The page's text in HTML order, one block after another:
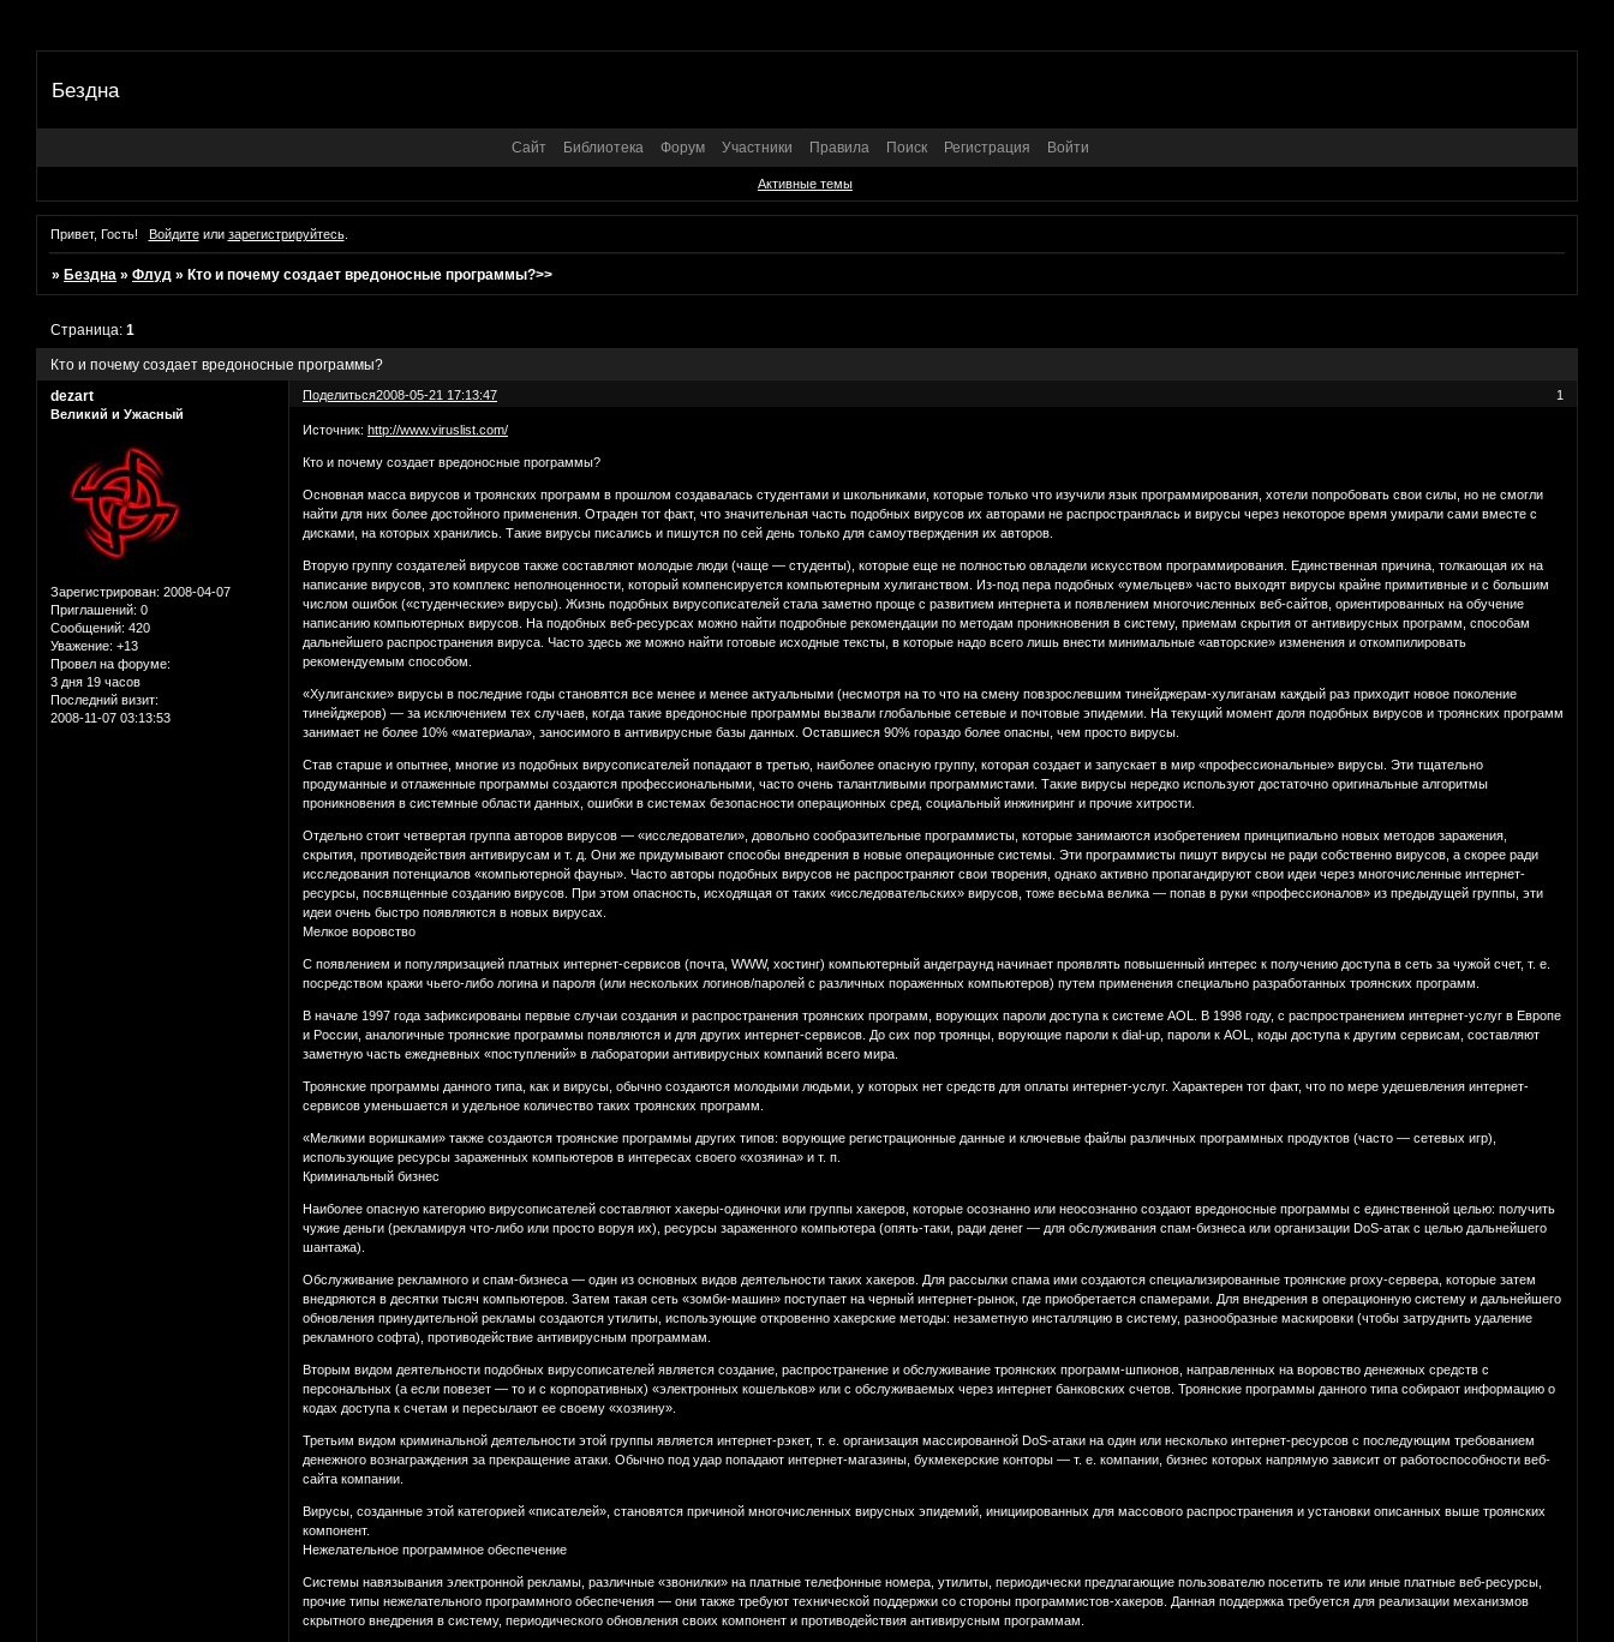
Бездна
Сайт Библиотека Форум Участники Правила Поиск Регистрация Войти
Активные темы
Привет, Гость! Войдитеили зарегистрируйтесь.
»Бездна »Флуд »Кто и почему создает вредоносные программы?>>
Кто и почему создает вредоносные программы?
Страница:1
Поделиться 1
2008-05-21 17:13:47
dezart
Великий и Ужасный
Зарегистрирован: 2008-04-07
Приглашений: 0
Сообщений: 420
Уважение: +13
Провел на форуме:
3 дня 19 часов
Последний визит:
2008-11-07 03:13:53
Источник: http://www.viruslist.com/
Кто и почему создает вредоносные программы?
Основная масса вирусов и троянских программ в прошлом создавалась студентами и школьниками, которые только что изучили язык программирования, хотели попробовать свои силы, но не смогли
найти для них более достойного применения. Отраден тот факт, что значительная часть подобных вирусов их авторами не распространялась и вирусы через некоторое время умирали сами вместе с
дисками, на которых хранились. Такие вирусы писались и пишутся по сей день только для самоутверждения их авторов.
Вторую группу создателей вирусов также составляют молодые люди (чаще — студенты), которые еще не полностью овладели искусством программирования. Единственная причина, толкающая их на
написание вирусов, это комплекс неполноценности, который компенсируется компьютерным хулиганством. Из-под пера подобных «умельцев» часто выходят вирусы крайне примитивные и с большим
числом ошибок («студенческие» вирусы). Жизнь подобных вирусописателей стала заметно проще с развитием интернета и появлением многочисленных веб-сайтов, ориентированных на обучение
написанию компьютерных вирусов. На подобных веб-ресурсах можно найти подробные рекомендации по методам проникновения в систему, приемам скрытия от антивирусных программ, способам
дальнейшего распространения вируса. Часто здесь же можно найти готовые исходные тексты, в которые надо всего лишь внести минимальные «авторские» изменения и откомпилировать
рекомендуемым способом.
«Хулиганские» вирусы в последние годы становятся все менее и менее актуальными (несмотря на то что на смену повзрослевшим тинейджерам-хулиганам каждый раз приходит новое поколение
тинейджеров) — за исключением тех случаев, когда такие вредоносные программы вызвали глобальные сетевые и почтовые эпидемии. На текущий момент доля подобных вирусов и троянских программ
занимает не более 10% «материала», заносимого в антивирусные базы данных. Оставшиеся 90% гораздо более опасны, чем просто вирусы.
Став старше и опытнее, многие из подобных вирусописателей попадают в третью, наиболее опасную группу, которая создает и запускает в мир «профессиональные» вирусы. Эти тщательно
продуманные и отлаженные программы создаются профессиональными, часто очень талантливыми программистами. Такие вирусы нередко используют достаточно оригинальные алгоритмы
проникновения в системные области данных, ошибки в системах безопасности операционных сред, социальный инжиниринг и прочие хитрости.
Отдельно стоит четвертая группа авторов вирусов — «исследователи», довольно сообразительные программисты, которые занимаются изобретением принципиально новых методов заражения,
скрытия, противодействия антивирусам и т. д. Они же придумывают способы внедрения в новые операционные системы. Эти программисты пишут вирусы не ради собственно вирусов, а скорее ради
исследования потенциалов «компьютерной фауны». Часто авторы подобных вирусов не распространяют свои творения, однако активно пропагандируют свои идеи через многочисленные интернет-
ресурсы, посвященные созданию вирусов. При этом опасность, исходящая от таких «исследовательских» вирусов, тоже весьма велика — попав в руки «профессионалов» из предыдущей группы, эти
идеи очень быстро появляются в новых вирусах.
Мелкое воровство
С появлением и популяризацией платных интернет-сервисов (почта, WWW, хостинг) компьютерный андеграунд начинает проявлять повышенный интерес к получению доступа в сеть за чужой счет, т. е.
посредством кражи чьего-либо логина и пароля (или нескольких логинов/паролей с различных пораженных компьютеров) путем применения специально разработанных троянских программ.
В начале 1997 года зафиксированы первые случаи создания и распространения троянских программ, ворующих пароли доступа к системе AOL. В 1998 году, с распространением интернет-услуг в Европе
и России, аналогичные троянские программы появляются и для других интернет-сервисов. До сих пор троянцы, ворующие пароли к dial-up, пароли к AOL, коды доступа к другим сервисам, составляют
заметную часть ежедневных «поступлений» в лаборатории антивирусных компаний всего мира.
Троянские программы данного типа, как и вирусы, обычно создаются молодыми людьми, у которых нет средств для оплаты интернет-услуг. Характерен тот факт, что по мере удешевления интернет-
сервисов уменьшается и удельное количество таких троянских программ.
«Мелкими воришками» также создаются троянские программы других типов: ворующие регистрационные данные и ключевые файлы различных программных продуктов (часто — сетевых игр),
использующие ресурсы зараженных компьютеров в интересах своего «хозяина» и т. п.
Криминальный бизнес
Наиболее опасную категорию вирусописателей составляют хакеры-одиночки или группы хакеров, которые осознанно или неосознанно создают вредоносные программы с единственной целью: получить
чужие деньги (рекламируя что-либо или просто воруя их), ресурсы зараженного компьютера (опять-таки, ради денег — для обслуживания спам-бизнеса или организации DoS-атак с целью дальнейшего
шантажа).
Обслуживание рекламного и спам-бизнеса — один из основных видов деятельности таких хакеров. Для рассылки спама ими создаются специализированные троянские proxy-сервера, которые затем
внедряются в десятки тысяч компьютеров. Затем такая сеть «зомби-машин» поступает на черный интернет-рынок, где приобретается спамерами. Для внедрения в операционную систему и дальнейшего
обновления принудительной рекламы создаются утилиты, использующие откровенно хакерские методы: незаметную инсталляцию в систему, разнообразные маскировки (чтобы затруднить удаление
рекламного софта), противодействие антивирусным программам.
Вторым видом деятельности подобных вирусописателей является создание, распространение и обслуживание троянских программ-шпионов, направленных на воровство денежных средств с
персональных (а если повезет — то и с корпоративных) «электронных кошельков» или с обслуживаемых через интернет банковских счетов. Троянские программы данного типа собирают информацию о
кодах доступа к счетам и пересылают ее своему «хозяину».
Третьим видом криминальной деятельности этой группы является интернет-рэкет, т. е. организация массированной DoS-атаки на один или несколько интернет-ресурсов с последующим требованием
денежного вознаграждения за прекращение атаки. Обычно под удар попадают интернет-магазины, букмекерские конторы — т. е. компании, бизнес которых напрямую зависит от работоспособности веб-
сайта компании.
Вирусы, созданные этой категорией «писателей», становятся причиной многочисленных вирусных эпидемий, инициированных для массового распространения и установки описанных выше троянских
компонент.
Нежелательное программное обеспечение
Системы навязывания электронной рекламы, различные «звонилки» на платные телефонные номера, утилиты, периодически предлагающие пользователю посетить те или иные платные веб-ресурсы,
прочие типы нежелательного программного обеспечения — они также требуют технической поддержки со стороны программистов-хакеров. Данная поддержка требуется для реализации механизмов
скрытного внедрения в систему, периодического обновления своих компонент и противодействия антивирусным программам.